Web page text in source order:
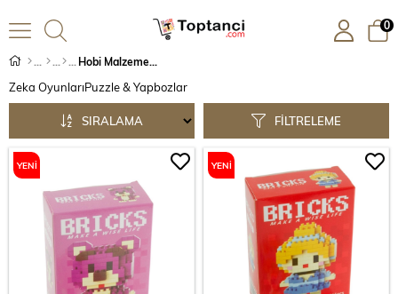
0
Hobi Malzemeleri
Zeka OyunlarıPuzzle & Yapbozlar
FILTRELEME
SIRALAMA
YENI YENI